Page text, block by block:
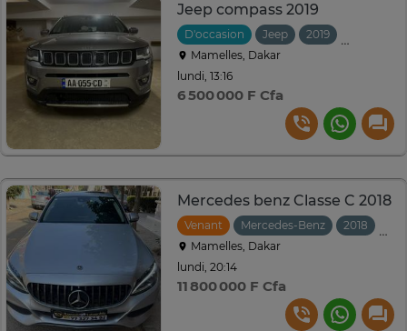
Jeep compass 2019
D'occasion Jeep 2019
Mamelles, Dakar
lundi, 13:16
6 500 000 F Cfa
Mercedes benz Classe C 2018
Venant Mercedes-Benz 2018
Mamelles, Dakar
lundi, 20:14
11 800 000 F Cfa